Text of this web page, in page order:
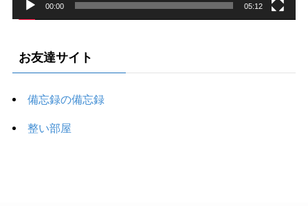
00:00 05:12
お友達サイト
備忘録の備忘録
整い部屋